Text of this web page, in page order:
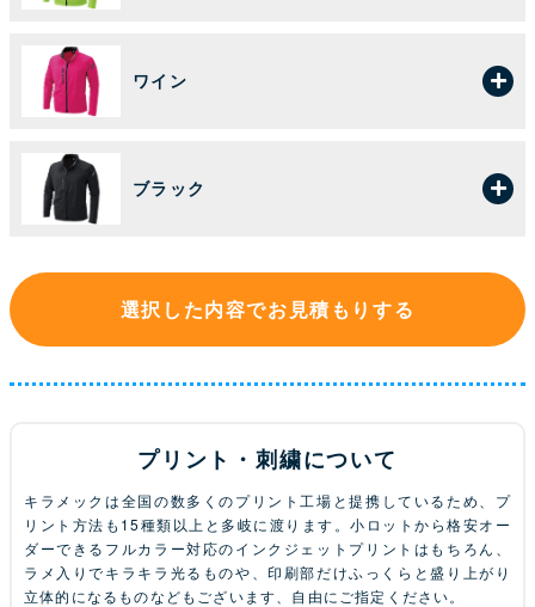
ワイン
ブラック
選択した内容でお見積もりする
プリント・刺繍について
キラメックは全国の数多くのプリント工場と提携しているため、プ
リント方法も15種類以上と多岐に渡ります。小ロットから格安オー
ダーできるフルカラー対応のインクジェットプリントはもちろん、
ラメ入りでキラキラ光るものや、印刷部だけふっくらと盛り上がり
立体的になるものなどもございます、自由にご指定ください。